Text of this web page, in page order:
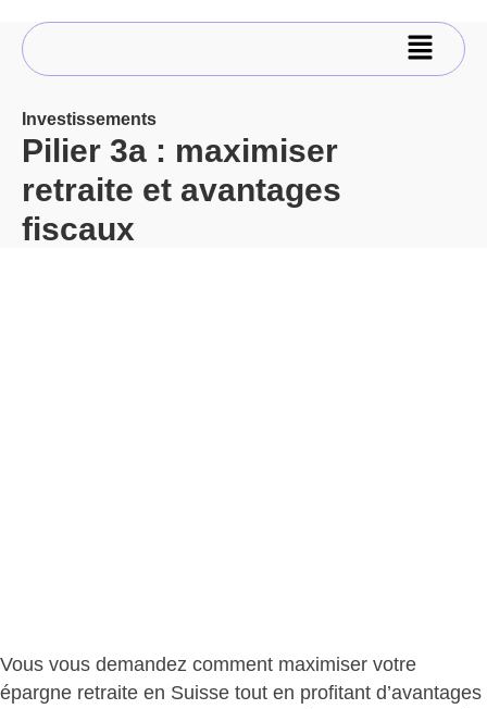
Investissements
Pilier 3a : maximiser
retraite et avantages
fiscaux
Vous vous demandez comment maximiser votre
épargne retraite en Suisse tout en profitant d’avantages